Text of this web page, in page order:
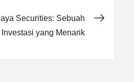
Securities: Sebuah
yang Menarik